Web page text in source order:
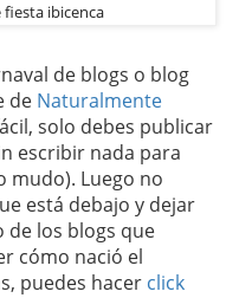
fiesta ibicenca
de blogs o blog
de Naturalmente
solo debes publicar
escribir nada para
mudo). Luego no
está debajo y dejar
de los blogs que
cómo nació el
puedes hacer click